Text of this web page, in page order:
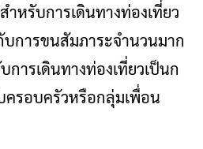
ำหรับการเดินทางท่องเที่ยว
การขนสัมภาระจำนวนมาก
การเดินทางท่องเที่ยวเป็นก
รอบครัวหรือกลุ่มเพื่อน